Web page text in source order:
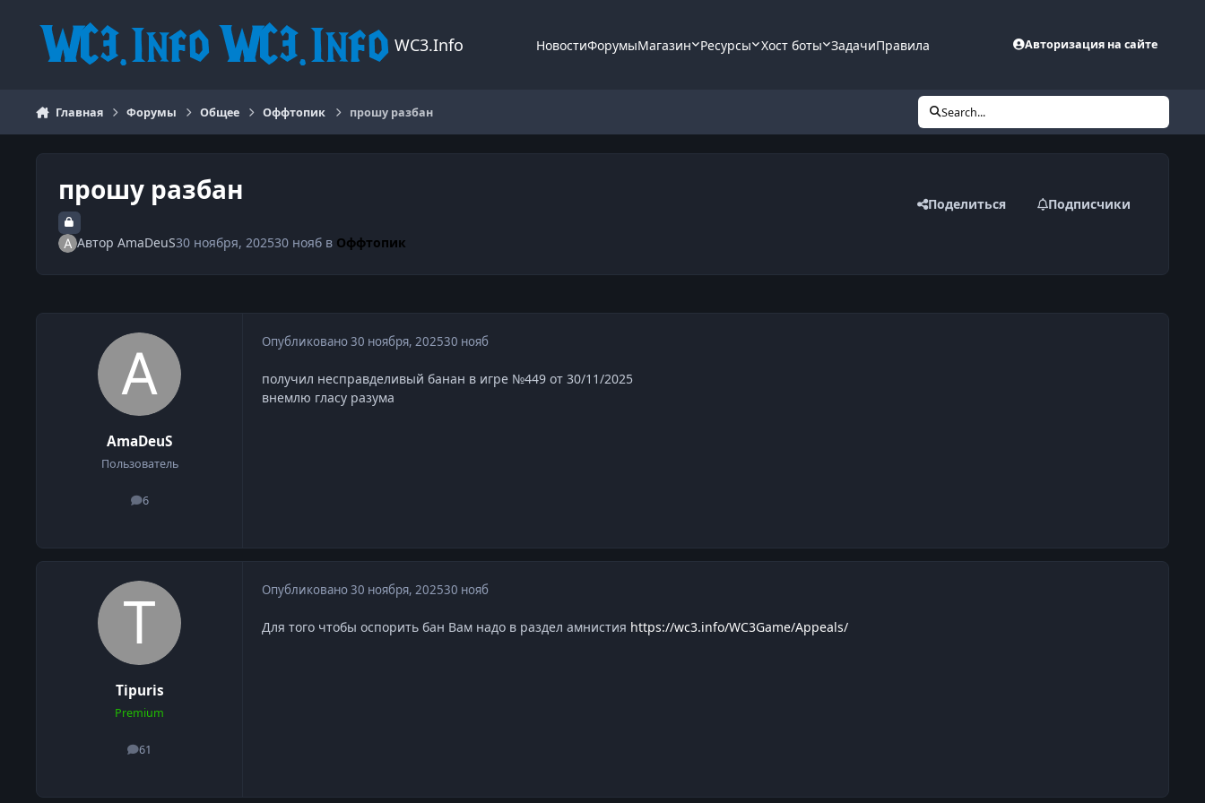
WC3.Info НовостиФорумыМагазин Ресурсы Хост боты ЗадачиПравила Авторизация на сайте
Главная Форумы Общее Оффтопик прошу разбан Search...
прошу разбан Поделиться Подписчики
Автор AmaDeuS30 ноября, 202530 ноябв Оффтопик
AmaDeuS
Пользователь
6
сообщения
Опубликовано30 ноября, 202530 нояб
получил несправделивый банан в игре №449 от 30/11/2025
внемлю гласу разума
Tipuris
Premium
61
сообщения
Опубликовано30 ноября, 202530 нояб
Для того чтобы оспорить бан Вам надо в раздел амнистия https://wc3.info/WC3Game/Appeals/